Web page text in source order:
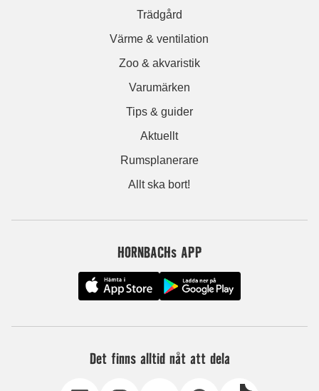
Trädgård
Värme & ventilation
Zoo & akvaristik
Varumärken
Tips & guider
Aktuellt
Rumsplanerare
Allt ska bort!
HORNBACHs APP
Det finns alltid nåt att dela